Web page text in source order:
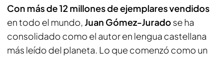
Con más de 12 millones de ejemplares vendidos
en todo el mundo, Juan Gómez-Jurado se ha
consolidado como el autor en lengua castellana
más leído del planeta. Lo que comenzó como un